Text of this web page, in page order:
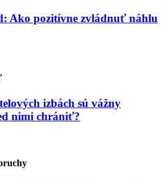
Ako pozitívne zvládnuť náhlu
izbách sú vážny
nimi chrániť?